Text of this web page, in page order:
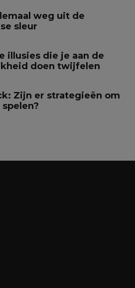
weg uit de
sleur
illusies die je aan de
doen twijfelen
Zijn er strategieën om